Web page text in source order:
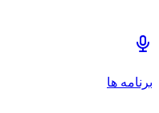
برنامه ها